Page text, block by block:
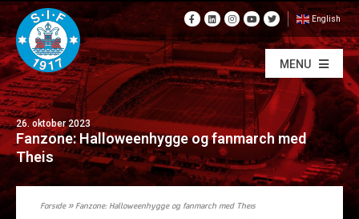
English
MENU
26. oktober 2023
Fanzone: Halloweenhygge og fanmarch med
Theis
Forside»Fanzone: Halloweenhygge og fanmarch med Theis